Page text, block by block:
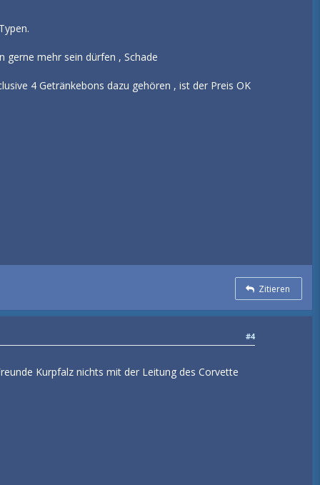
gerne mehr sein dürfen , Schade
4 Getränkebons dazu gehören , ist der Preis OK
Zitieren
#4
Kurpfalz nichts mit der Leitung des Corvette